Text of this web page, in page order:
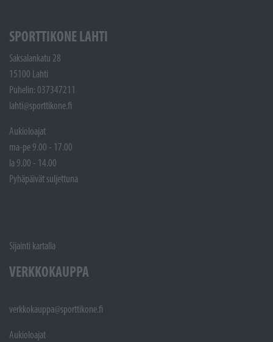
SPORTTIKONE LAHTI
Saksalankatu 28
15100 Lahti
Puhelin: 037347211
lahti@sporttikone.fi
Aukioloajat
ma-pe 9.00 - 17.00
la 9.00 - 14.00
Pyhäpäivät suljettuna
Sijainti kartalla
VERKKOKAUPPA
verkkokauppa@sporttikone.fi
Aukioloajat